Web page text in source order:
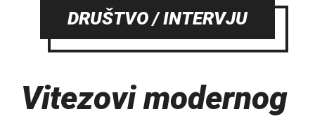
DRUŠTVO / INTERVJU
Vitezovi modernog